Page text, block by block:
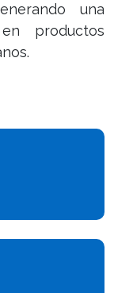
una
productos